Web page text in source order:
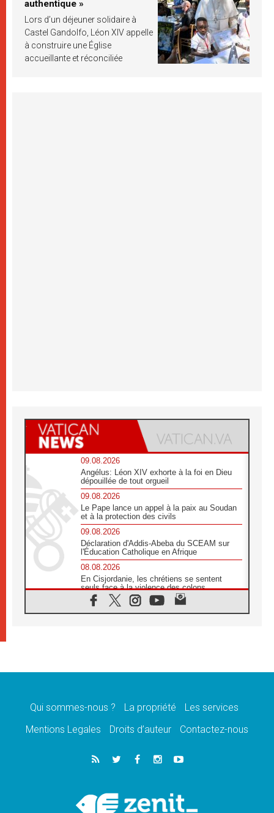
authentique »
Lors d’un déjeuner solidaire à
Castel Gandolfo, Léon XIV appelle
à construire une Église
accueillante et réconciliée
09.08.2026
Angélus: Léon XIV exhorte à la foi en Dieu
dépouillée de tout orgueil
09.08.2026
Le Pape lance un appel à la paix au Soudan
et à la protection des civils
09.08.2026
Déclaration d'Addis-Abeba du SCEAM sur
l'Éducation Catholique en Afrique
08.08.2026
En Cisjordanie, les chrétiens se sentent
seuls face à la violence des colons
08.08.2026
Léon XIV au sanctuaire de Notre Dame du
08.08.2026
08.08.2026
catholiques
Au Bangladesh, l'Église accompagne les
Dalits sur le chemin de la dignité
Philippines: le vicariat apostolique de
Calapan devient un diocèse
Qui sommes-nous ? La propriété
Les services
Mentions Legales
Droits d’auteur Contactez-nous